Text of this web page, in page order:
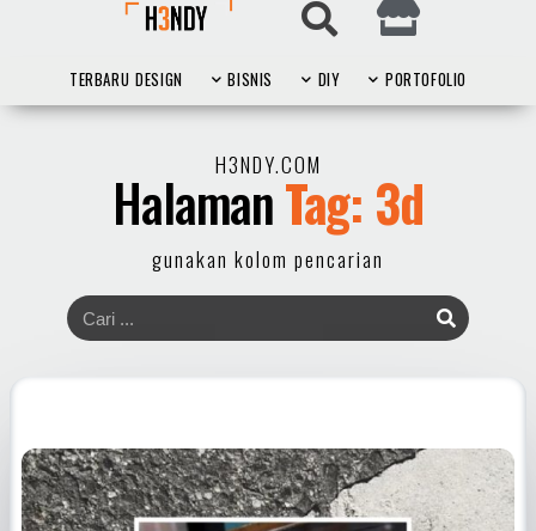
TERBARU DESIGN BISNIS DIY PORTOFOLIO
H3NDY.COM
HalamanTag: 3d
gunakan kolom pencarian